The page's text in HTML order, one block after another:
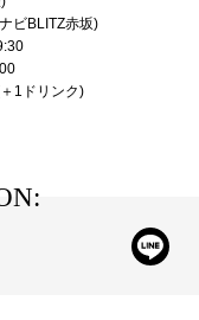
ビBLITZ赤坂)
1ドリンク)